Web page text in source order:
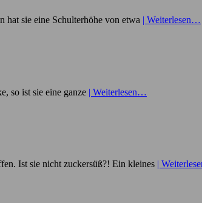
hat sie eine Schulterhöhe von etwa | Weiterlesen…
so ist sie eine ganze | Weiterlesen…
Ist sie nicht zuckersüß?! Ein kleines |